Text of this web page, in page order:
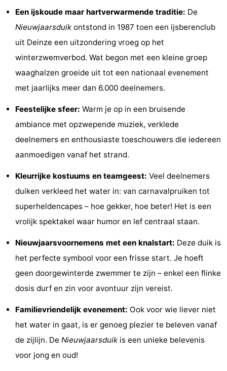
Rondvaarten
Binnenspeeltuinen
Bowlen
centra
Dorpen
Steden
Sporten
Fietsen
Wandelen
Golfbanen
Surfen
Eten
Een ijskoude maar hartverwarmende traditie: De
Nieuwjaarsduik ontstond in 1987 toen een ijsberenclub
uit Deinze een uitzondering vroeg op het
winterzwemverbod. Wat begon met een kleine groep
waaghalzen groeide uit tot een nationaal evenement
met jaarlijks meer dan 6.000 deelnemers.
Feestelijke sfeer: Warm je op in een bruisende
ambiance met opzwepende muziek, verklede
deelnemers en enthousiaste toeschouwers die iedereen
aanmoedigen vanaf het strand.
Kleurrijke kostuums en teamgeest: Veel deelnemers
duiken verkleed het water in: van carnavalpruiken tot
superheldencapes – hoe gekker, hoe beter! Het is een
vrolijk spektakel waar humor en lef centraal staan.
Nieuwjaarsvoornemens met een knalstart: Deze duik is
het perfecte symbool voor een frisse start. Je hoeft
geen doorgewinterde zwemmer te zijn – enkel een flinke
dosis durf en zin voor avontuur zijn vereist.
Familievriendelijk evenement: Ook voor wie liever niet
het water in gaat, is er genoeg plezier te beleven vanaf
de zijlijn. De Nieuwjaarsduik is een unieke belevenis
voor jong en oud!